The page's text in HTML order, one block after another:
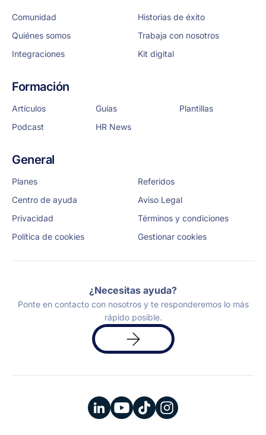
Comunidad
Historias de éxito
Quiénes somos
Trabaja con nosotros
Integraciones
Kit digital
Formación
Artículos Guías
Plantillas
Podcast
HR News
General
Planes
Referidos
Centro de ayuda
Aviso Legal
Privacidad
Términos y condiciones
Política de cookies
Gestionar cookies
¿Necesitas ayuda?
Ponte en contacto con nosotros y te responderemos lo más
rápido posible.
Solicita
una
demo